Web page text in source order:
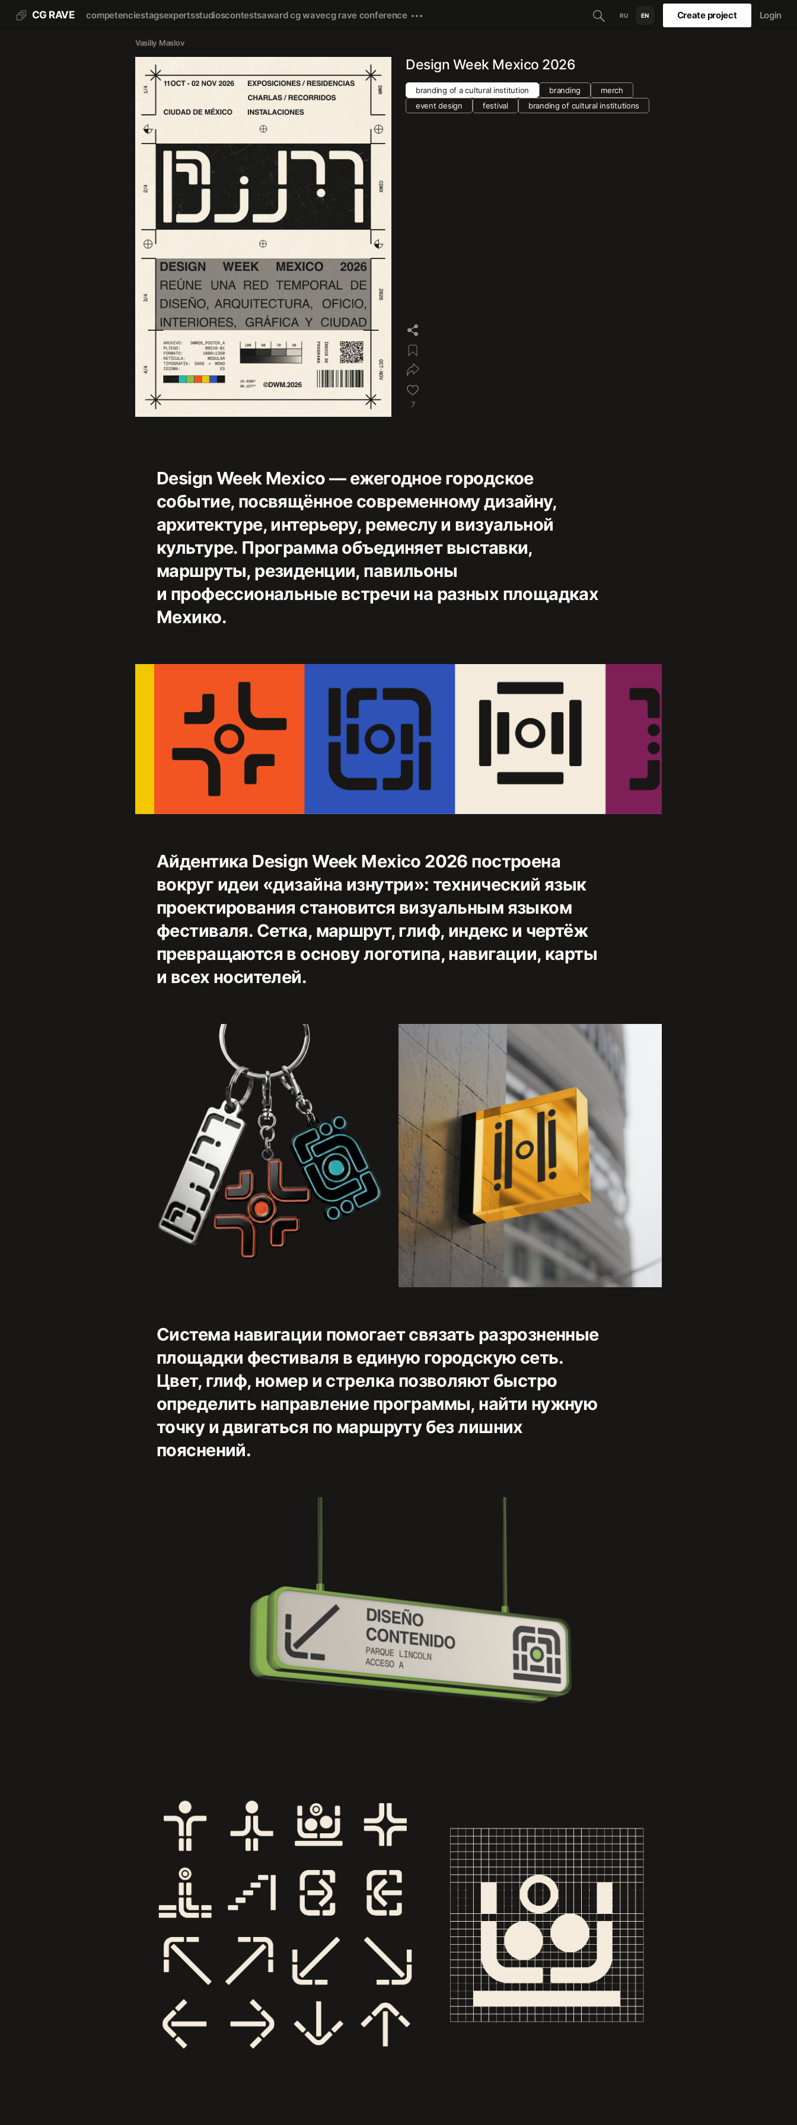
CG RAVE competenciestagsexpertsstudioscontestsaward cg wavecg rave conference RU EN Create project Login
Vasiliy Maslov
Design Week Mexico 2026
branding of a cultural institution branding
merch
event design
festival branding of cultural institutions
7
Design Week Mexico — ежегодное городское
событие, посвящённое современному дизайну,
архитектуре, интерьеру, ремеслу и визуальной
культуре. Программа объединяет выставки,
маршруты, резиденции, павильоны
и профессиональные встречи на разных площадках
Айдентика Design Week Mexico 2026 построена
вокруг идеи «дизайна изнутри»: технический язык
проектирования становится визуальным языком
фестиваля. Сетка, маршрут, глиф, индекс и чертёж
превращаются в основу логотипа, навигации, карты
и всех носителей.
Система навигации помогает связать разрозненные
площадки фестиваля в единую городскую сеть.
Цвет, глиф, номер и стрелка позволяют быстро
определить направление программы, найти нужную
точку и двигаться по маршруту без лишних
пояснений.